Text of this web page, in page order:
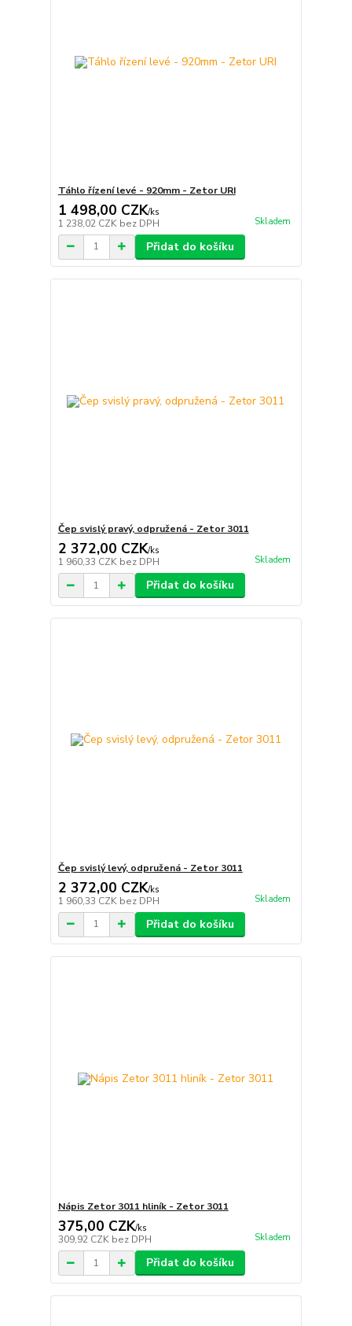
Táhlo řízení levé - 920mm - Zetor URI
1 498,00 CZK/ks
1 238,02 CZK bez DPH Skladem
Přidat do košíku
Čep svislý pravý, odpružená - Zetor 3011
2 372,00 CZK/ks
1 960,33 CZK bez DPH Skladem
Přidat do košíku
Čep svislý levý, odpružená - Zetor 3011
2 372,00 CZK/ks
1 960,33 CZK bez DPH Skladem
Přidat do košíku
Nápis Zetor 3011 hliník - Zetor 3011
375,00 CZK/ks
309,92 CZK bez DPH Skladem
Přidat do košíku